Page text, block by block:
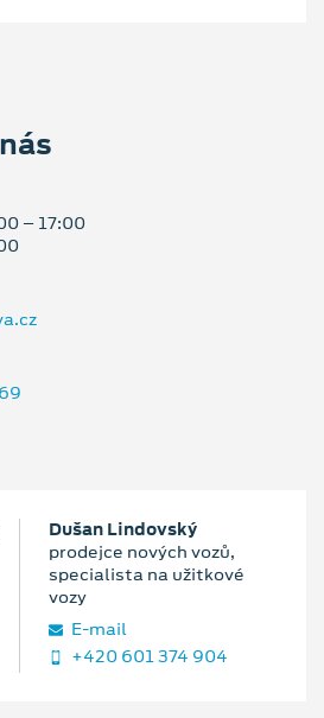
– 17:00
Dušan Lindovský
prodejce nových vozů,
specialista na užitkové
vozy
E‑mail
+420 601 374 904